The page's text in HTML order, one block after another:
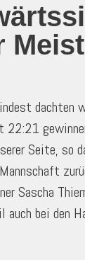
dachten
Seite,
Sascha
bei